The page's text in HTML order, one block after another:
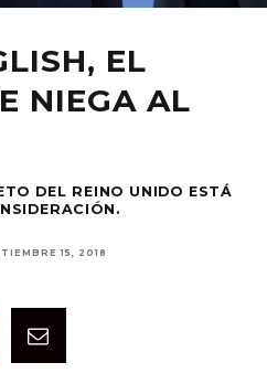
EL
NIEGA AL
DEL REINO UNIDO ESTÁ
15, 2018